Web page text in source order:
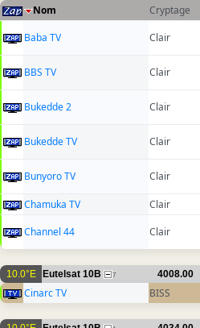
Nom Cryptage
Baba TV
Clair
BBS TV Clair
Bukedde 2 Clair
Bukedde TV Clair
Bunyoro TV Clair
Chamuka TV Clair
Channel 44
Clair
10.0°E Eutelsat 10B 7 4008.00
Cinarc TV BISS